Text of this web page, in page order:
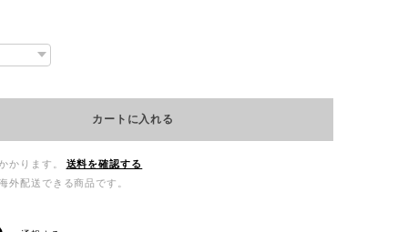
カートに入れる
かります。
送料を確認する
外配送できる商品です。